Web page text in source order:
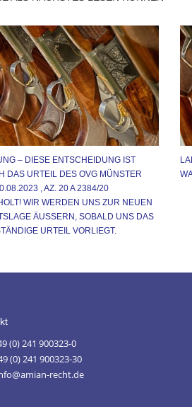
– DIESE ENTSCHEIDUNG IST
DAS URTEIL DES OVG MÜNSTER
, AZ. 20 A 2384/20
WIR WERDEN UNS ZUR NEUEN
ÄUSSERN, SOBALD UNS DAS V
URTEIL VORLIEGT.
(0) 241 900323-0
(0) 241 900323-30
recht.de